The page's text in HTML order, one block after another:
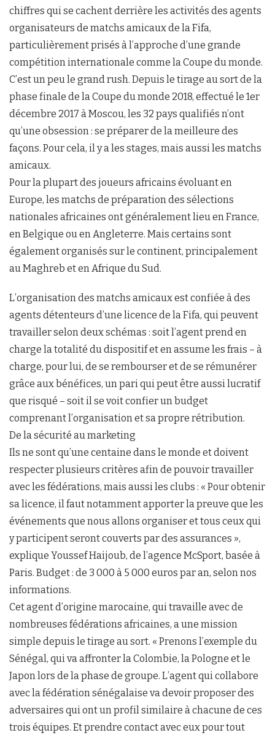
chiffres qui se cachent derrière les activités des agents
organisateurs de matchs amicaux de la Fifa,
particulièrement prisés à l’approche d’une grande
compétition internationale comme la Coupe du monde.
C’est un peu le grand rush. Depuis le tirage au sort de la
phase finale de la Coupe du monde 2018, effectué le 1er
décembre 2017 à Moscou, les 32 pays qualifiés n’ont
qu’une obsession : se préparer de la meilleure des
façons. Pour cela, il y a les stages, mais aussi les matchs
amicaux.
Pour la plupart des joueurs africains évoluant en
Europe, les matchs de préparation des sélections
nationales africaines ont généralement lieu en France,
en Belgique ou en Angleterre. Mais certains sont
également organisés sur le continent, principalement
au Maghreb et en Afrique du Sud.
L’organisation des matchs amicaux est confiée à des
agents détenteurs d’une licence de la Fifa, qui peuvent
travailler selon deux schémas : soit l’agent prend en
charge la totalité du dispositif et en assume les frais – à
charge, pour lui, de se rembourser et de se rémunérer
grâce aux bénéfices, un pari qui peut être aussi lucratif
que risqué – soit il se voit confier un budget
comprenant l’organisation et sa propre rétribution.
De la sécurité au marketing
Ils ne sont qu’une centaine dans le monde et doivent
respecter plusieurs critères afin de pouvoir travailler
avec les fédérations, mais aussi les clubs : « Pour obtenir
sa licence, il faut notamment apporter la preuve que les
événements que nous allons organiser et tous ceux qui
y participent seront couverts par des assurances »,
explique Youssef Haijoub, de l’agence McSport, basée à
Paris. Budget : de 3 000 à 5 000 euros par an, selon nos
informations.
Cet agent d’origine marocaine, qui travaille avec de
nombreuses fédérations africaines, a une mission
simple depuis le tirage au sort. « Prenons l’exemple du
Sénégal, qui va affronter la Colombie, la Pologne et le
Japon lors de la phase de groupe. L’agent qui collabore
avec la fédération sénégalaise va devoir proposer des
adversaires qui ont un profil similaire à chacune de ces
trois équipes. Et prendre contact avec eux pour tout